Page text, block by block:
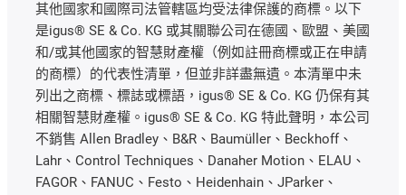
其他國家和國際司法管轄區均受法律保護的商標。以下
是igus® SE & Co. KG 或其關聯公司在德國、歐盟、美國
和/或其他國家的智慧財產權（例如註冊商標或正在申請
的商標）的代表性清單，但並非詳盡無遺。本清單中未
列出之商標、標誌或標語，igus® SE & Co. KG 仍保有其
相關智慧財產權。igus® SE & Co. KG 特此聲明，本公司
不銷售 Allen Bradley、B&R、Baumüller、Beckhoff、
Lahr、Control Techniques、Danaher Motion、ELAU、
FAGOR、FANUC、Festo、Heidenhain、JParker、